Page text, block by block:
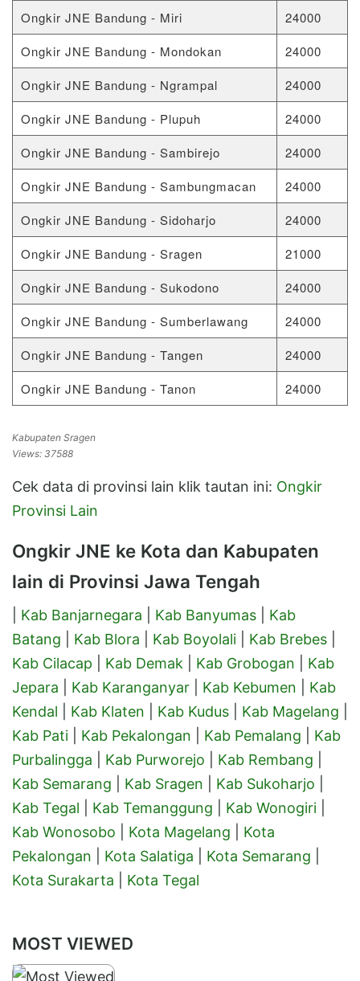
Ongkir JNE Bandung - Miri
24000
Ongkir JNE Bandung - Mondokan
24000
Ongkir JNE Bandung - Ngrampal
24000
Ongkir JNE Bandung - Plupuh
24000
Ongkir JNE Bandung - Sambirejo
24000
Ongkir JNE Bandung - Sambungmacan
24000
Ongkir JNE Bandung - Sidoharjo
24000
Ongkir JNE Bandung - Sragen
21000
Ongkir JNE Bandung - Sukodono
24000
Ongkir JNE Bandung - Sumberlawang
24000
Ongkir JNE Bandung - Tangen
24000
Ongkir JNE Bandung - Tanon
24000
Kabupaten Sragen
Views: 37588
Cek data di provinsi lain klik tautan ini: Ongkir
Provinsi Lain
Ongkir JNE ke Kota dan Kabupaten
lain di Provinsi Jawa Tengah
Kab Banjarnegara Kab Banyumas
Kab
Batang
Kab Blora Kab Boyolali Kab Brebes
Kab Cilacap
Kab Demak Kab Grobogan
Kab
Jepara
Kab Karanganyar Kab Kebumen
Kab
Kendal
Kab Klaten Kab Kudus Kab Magelang
Kab Pati
Kab Pekalongan Kab Pemalang
Kab
Purbalingga
Kab Purworejo Kab Rembang
Kab Semarang
Kab Sragen Kab Sukoharjo
Kab Tegal
Kab Temanggung Kab Wonogiri
Kab Wonosobo
Kota Magelang
Kota
Pekalongan
Kota Salatiga Kota Semarang
Kota Surakarta
Kota Tegal
MOST VIEWED